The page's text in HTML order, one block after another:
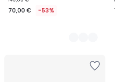
70,00 € -53%